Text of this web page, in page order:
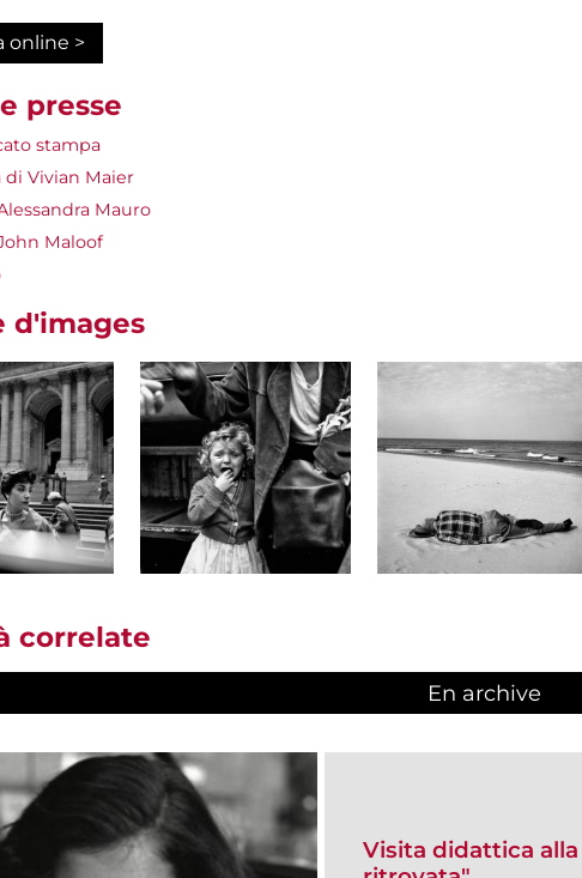
online >
presse
stampa
di Vivian Maier
Mauro
Maloof
d'images
correlate
En archive
Visita didattica